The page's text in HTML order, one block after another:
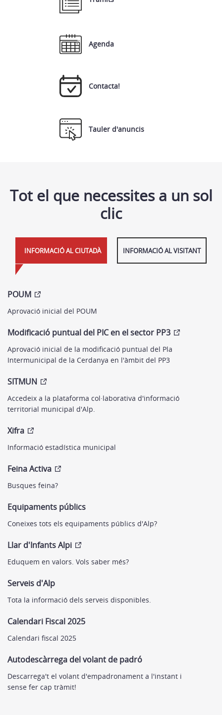
Agenda
Contacta!
Tauler d'anuncis
Tot el que necessites a un sol
clic
INFORMACIÓ AL CIUTADÀ INFORMACIÓ AL VISITANT
POUM
Aprovació inicial del POUM
Modificació puntual del PIC en el sector PP3
Aprovació inicial de la modificació puntual del Pla
Intermunicipal de la Cerdanya en l'àmbit del PP3
SITMUN
Accedeix a la plataforma col·laborativa d'informació
territorial municipal d'Alp.
Xifra
Informació estadística municipal
Feina Activa
Busques feina?
Equipaments públics
Coneixes tots els equipaments públics d'Alp?
Llar d'Infants Alpi
Eduquem en valors. Vols saber més?
Serveis d'Alp
Tota la informació dels serveis disponibles.
Calendari Fiscal 2025
Calendari fiscal 2025
Autodescàrrega del volant de padró
Descarrega't el volant d'empadronament a l'instant i
sense fer cap tràmit!